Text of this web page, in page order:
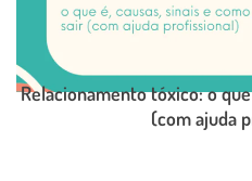
Relacionamento tóxico: o
(com ajuda